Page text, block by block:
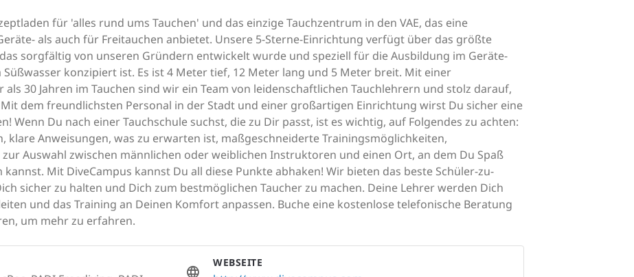
für 'alles rund ums Tauchen' und das einzige Tauchzentrum in den VAE, das eine
als auch für Freitauchen anbietet. Unsere 5-Sterne-Einrichtung verfügt über das größte
sorgfältig von unseren Gründern entwickelt wurde und speziell für die Ausbildung im Geräte-
konzipiert ist. Es ist 4 Meter tief, 12 Meter lang und 5 Meter breit. Mit einer
30 Jahren im Tauchen sind wir ein Team von leidenschaftlichen Tauchlehrern und stolz darauf,
dem freundlichsten Personal in der Stadt und einer großartigen Einrichtung wirst Du sicher eine
Wenn Du nach einer Tauchschule suchst, die zu Dir passt, ist es wichtig, auf Folgendes zu achten:
klare Anweisungen, was zu erwarten ist, maßgeschneiderte Trainingsmöglichkeiten,
Auswahl zwischen männlichen oder weiblichen Instruktoren und einen Ort, an dem Du Spaß
Mit DiveCampus kannst Du all diese Punkte abhaken! Wir bieten das beste Schüler-zu-
sicher zu halten und Dich zum bestmöglichen Taucher zu machen. Deine Lehrer werden Dich
und das Training an Deinen Komfort anpassen. Buche eine kostenlose telefonische Beratung
um mehr zu erfahren.
WEBSEITE